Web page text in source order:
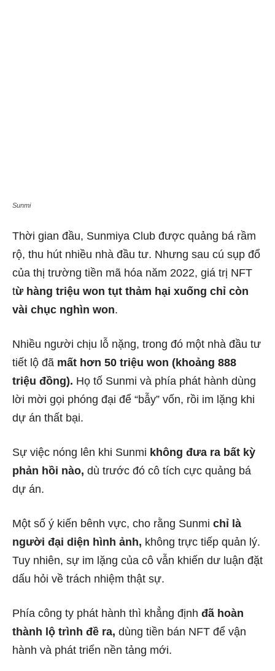
Sunmi
Thời gian đầu, Sunmiya Club được quảng bá rầm
rộ, thu hút nhiều nhà đầu tư. Nhưng sau cú sụp đổ
của thị trường tiền mã hóa năm 2022, giá trị NFT
từ hàng triệu won tụt thảm hại xuống chỉ còn
vài chục nghìn won.
Nhiều người chịu lỗ nặng, trong đó một nhà đầu tư
tiết lộ đã mất hơn 50 triệu won (khoảng 888
triệu đồng). Họ tố Sunmi và phía phát hành dùng
lời mời gọi phóng đại để “bẫy” vốn, rồi im lặng khi
dự án thất bại.
Sự việc nóng lên khi Sunmi không đưa ra bất kỳ
phản hồi nào, dù trước đó cô tích cực quảng bá
dự án.
Một số ý kiến bênh vực, cho rằng Sunmi chỉ là
người đại diện hình ảnh, không trực tiếp quản lý.
Tuy nhiên, sự im lặng của cô vẫn khiến dư luận đặt
dấu hỏi về trách nhiệm thật sự.
Phía công ty phát hành thì khẳng định đã hoàn
thành lộ trình đề ra, dùng tiền bán NFT để vận
hành và phát triển nền tảng mới.